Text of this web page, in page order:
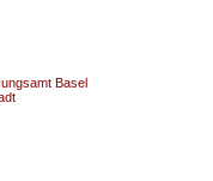
Basel